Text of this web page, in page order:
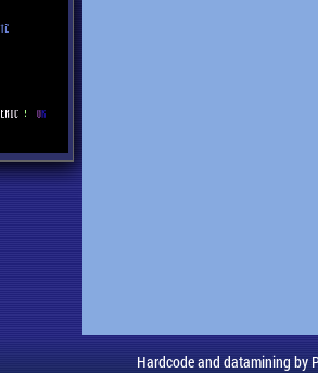
Hardcode and datamining by